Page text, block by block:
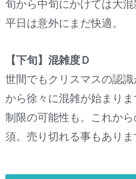
旬から中旬にかけては大混
平日は意外にまだ快適。
【下旬】混雑度Ｄ
世間でもクリスマスの認
から徐々に混雑が始まり
制限の可能性も。これか
須。売り切れる事もありま